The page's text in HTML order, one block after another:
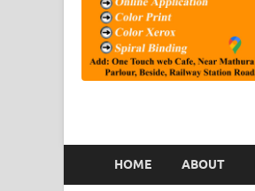
HOME ABOUT